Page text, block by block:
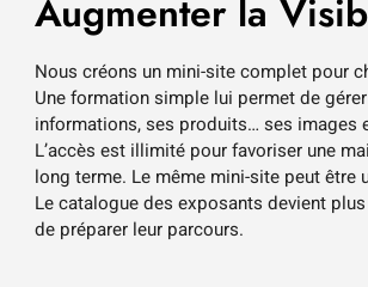
Augmenter la
Nous créons un mini-site complet pour
Une formation simple lui permet de
informations, ses produits… ses images
L’accès est illimité pour favoriser une
long terme. Le même mini-site peut être
Le catalogue des exposants devient
de préparer leur parcours.